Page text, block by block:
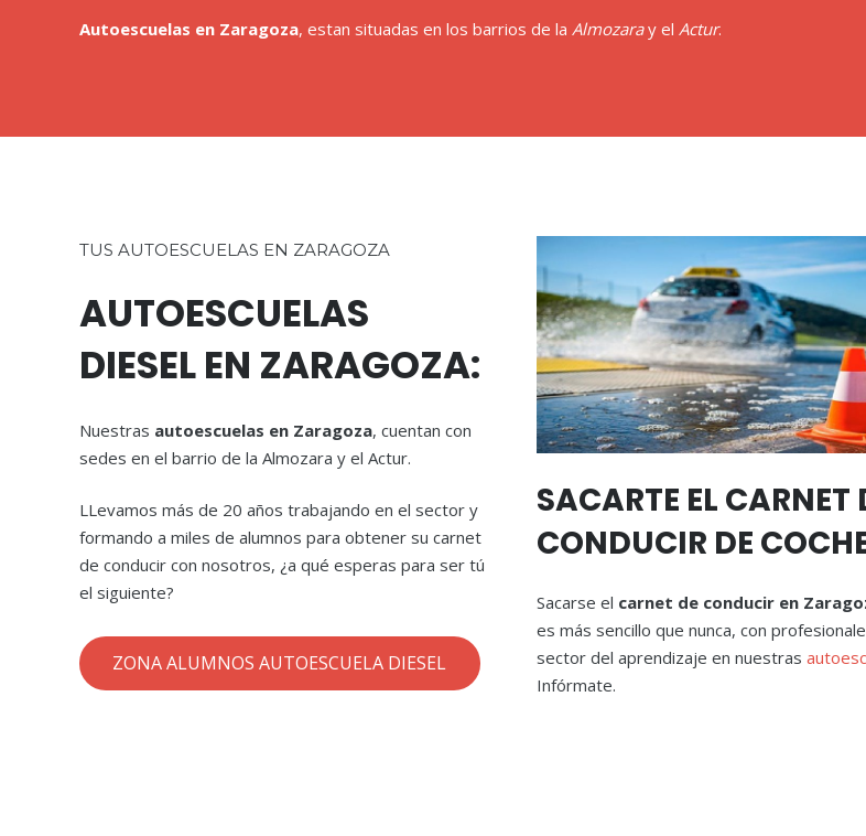
Autoescuelas en Zaragoza, estan situadas en los barrios de la Almozaray el Actur.
TUS AUTOESCUELAS EN ZARAGOZA
AUTOESCUELAS
DIESEL EN ZARAGOZA:
Nuestras autoescuelas en Zaragoza, cuentan con
sedes en el barrio de la Almozara y el Actur.
LLevamos más de 20 años trabajando en el sector y
formando a miles de alumnos para obtener su carnet
de conducir con nosotros, ¿a qué esperas para ser tú
el siguiente?
ZONA ALUMNOS AUTOESCUELA DIESEL
SACARTE EL CARNET
CONDUCIR DE
Sacarse el carnet de conducir en
es más sencillo que nunca, con
sector del aprendizaje en nuestras
Infórmate.